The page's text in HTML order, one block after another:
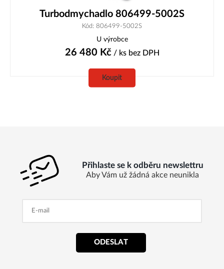
Turbodmychadlo 806499-5002S
Kód: 806499-5002S
U výrobce
26 480 Kč/ ks bez DPH
Koupit
Přihlaste se k odběru newslettru
Aby Vám už žádná akce neunikla
ODESLAT